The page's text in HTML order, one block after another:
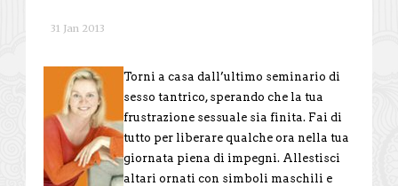
31 Jan 2013
Torni a casa dall’ultimo seminario di
sesso tantrico, sperando che la tua
frustrazione sessuale sia finita. Fai di
tutto per liberare qualche ora nella tua
giornata piena di impegni. Allestisci
altari ornati con simboli maschili e